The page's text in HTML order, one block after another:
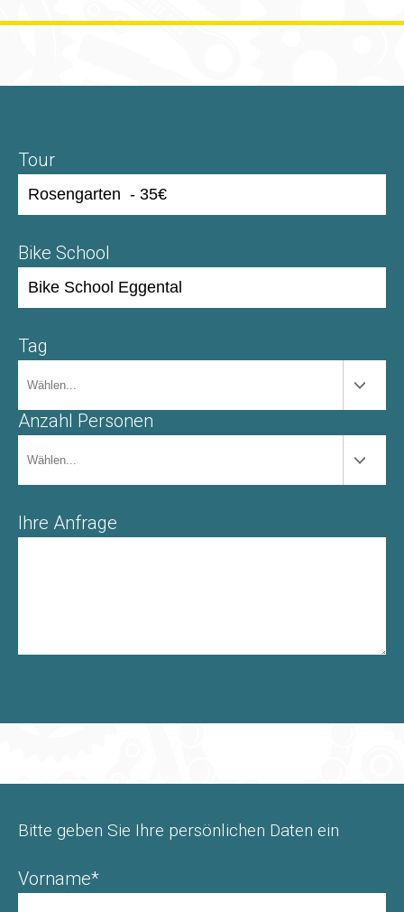
Tour
Bike School
Tag
Anzahl Personen
Ihre Anfrage
Bitte geben Sie Ihre persönlichen Daten ein
Vorname*